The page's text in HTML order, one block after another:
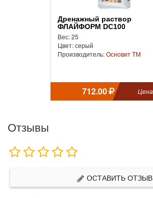
Дренажный раствор
ФЛАЙФОРМ DC100
Вес: 25
Цвет: серый
Производитель:Основит ТМ
712.00
Отзывы
ОСТАВИТЬ ОТЗЫВ